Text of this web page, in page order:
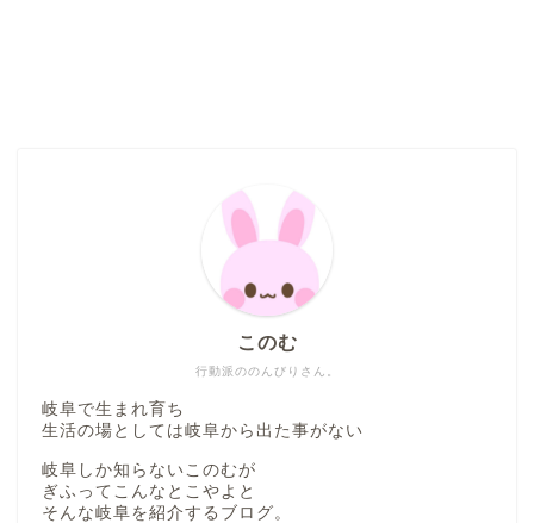
行動派ののんびりさん。
このむ
岐阜で生まれ育ち
生活の場としては岐阜から出た事がない
岐阜しか知らないこのむが
ぎふってこんなとこやよと
そんな岐阜を紹介するブログ。